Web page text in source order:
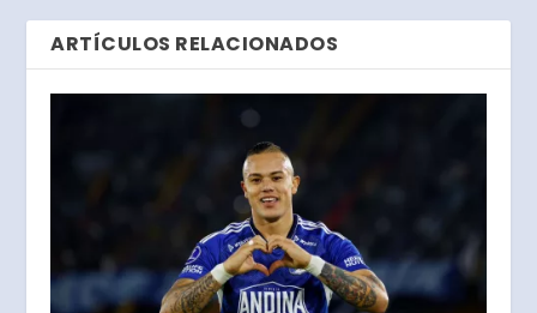
ARTÍCULOS RELACIONADOS